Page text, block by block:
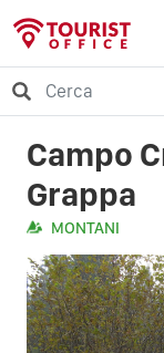
Campo
Grappa
MONTANI